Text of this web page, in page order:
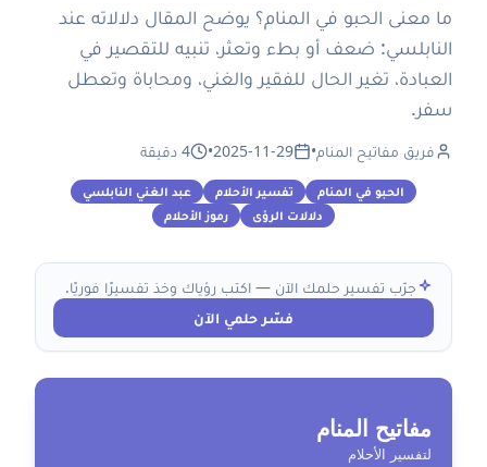
ما معنى الحبو في المنام؟ يوضح المقال دلالاته عند
النابلسي: ضعف أو بطء وتعثر، تنبيه للتقصير في
العبادة، تغير الحال للفقير والغني، ومحاباة وتعطل
سفر.
فريق مفاتيح المنام•
2025-11-29
• 4 دقيقة
الحبو في المنام تفسير الأحلام
عبد الغني النابلسي
دلالات الرؤى
رموز الأحلام
جرّب تفسير حلمك الآن — اكتب رؤياك وخذ تفسيرًا فوريًا.
فسّر حلمي الآن